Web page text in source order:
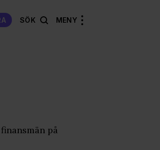
SÖK MENY
på